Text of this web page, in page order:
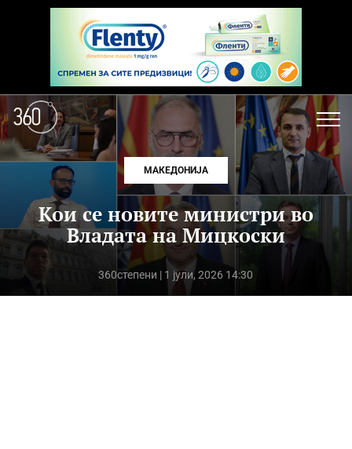
МАКЕДОНИЈА
Кои се новите министри во
Владата на Мицкоски
360степени | 1 јули, 2026 14:30